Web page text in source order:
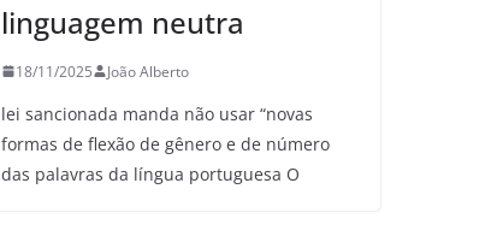
linguagem neutra
18/11/2025 João Alberto
lei sancionada manda não usar “novas
formas de flexão de gênero e de número
das palavras da língua portuguesa O